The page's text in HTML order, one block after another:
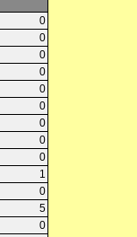
0
0
0
0
0
0
0
0
0
1
0
5
0